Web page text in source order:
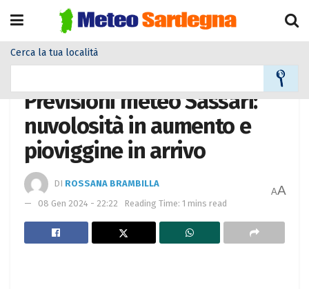
Cerca la tua località
Previsioni meteo Sassari:
nuvolosità in aumento e
pioviggine in arrivo
DI ROSSANA BRAMBILLA
08 Gen 2024 - 22:22
Reading Time: 1 mins read
AA